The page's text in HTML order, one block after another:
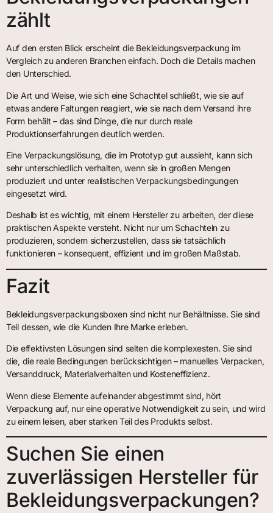
zählt
Auf den ersten Blick erscheint die Bekleidungsverpackung im
Vergleich zu anderen Branchen einfach. Doch die Details machen
den Unterschied.
Die Art und Weise, wie sich eine Schachtel schließt, wie sie auf
etwas andere Faltungen reagiert, wie sie nach dem Versand ihre
Form behält – das sind Dinge, die nur durch reale
Produktionserfahrungen deutlich werden.
Eine Verpackungslösung, die im Prototyp gut aussieht, kann sich
sehr unterschiedlich verhalten, wenn sie in großen Mengen
produziert und unter realistischen Verpackungsbedingungen
eingesetzt wird.
Deshalb ist es wichtig, mit einem Hersteller zu arbeiten, der diese
praktischen Aspekte versteht. Nicht nur um Schachteln zu
produzieren, sondern sicherzustellen, dass sie tatsächlich
funktionieren – konsequent, effizient und im großen Maßstab.
Fazit
Bekleidungsverpackungsboxen sind nicht nur Behältnisse. Sie sind
Teil dessen, wie die Kunden Ihre Marke erleben.
Die effektivsten Lösungen sind selten die komplexesten. Sie sind
die, die reale Bedingungen berücksichtigen – manuelles Verpacken,
Versanddruck, Materialverhalten und Kosteneffizienz.
Wenn diese Elemente aufeinander abgestimmt sind, hört
Verpackung auf, nur eine operative Notwendigkeit zu sein, und wird
zu einem leisen, aber starken Teil des Produkts selbst.
Suchen Sie einen
zuverlässigen Hersteller für
Bekleidungsverpackungen?